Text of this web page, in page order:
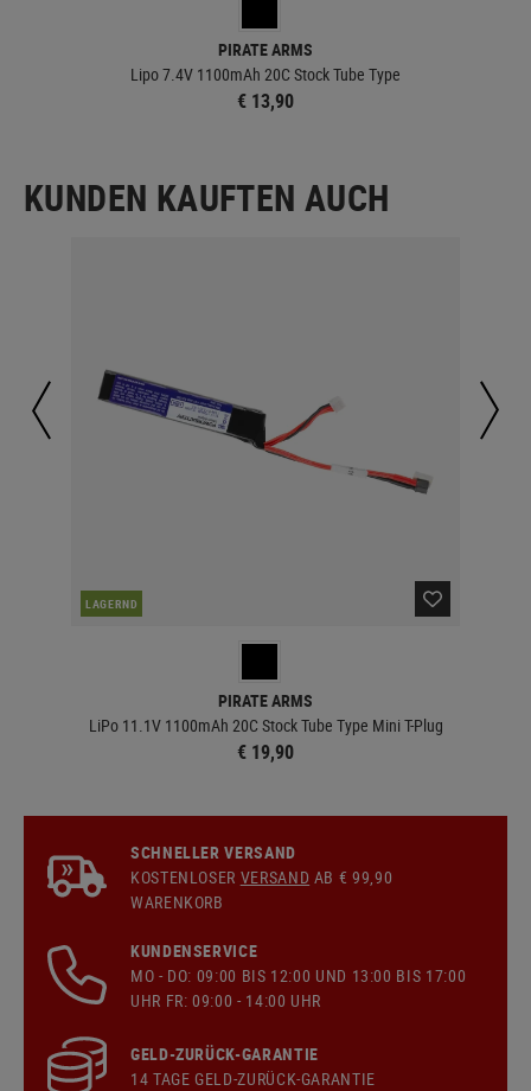
PIRATE ARMS
Lipo 7.4V 1100mAh 20C Stock Tube Type
€ 13,90
KUNDEN KAUFTEN AUCH
LAGERND
PIRATE ARMS
LiPo 11.1V 1100mAh 20C Stock Tube Type Mini T-Plug
€ 19,90
SCHNELLER VERSAND
KOSTENLOSER VERSAND AB € 99,90
WARENKORB
KUNDENSERVICE
MO - DO: 09:00 BIS 12:00 UND 13:00 BIS 17:00
UHR FR: 09:00 - 14:00 UHR
GELD-ZURÜCK-GARANTIE
14 TAGE GELD-ZURÜCK-GARANTIE